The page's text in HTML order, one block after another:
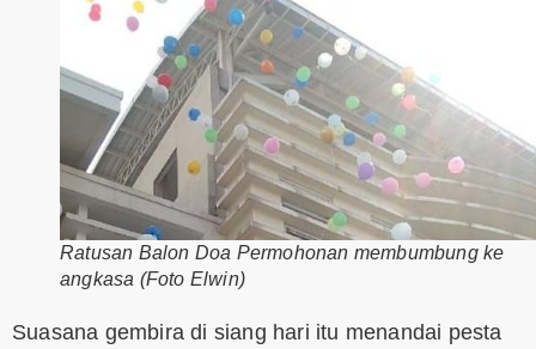
Ratusan Balon Doa Permohonan membumbung ke
angkasa (Foto Elwin)
Suasana gembira di siang hari itu menandai pesta